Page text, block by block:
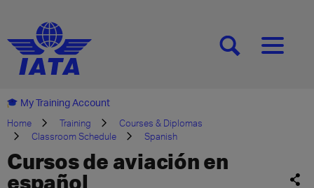
[SEARCH][MENU]
My Training Account
Home Training
Courses & Diplomas
Classroom Schedule
Spanish
Cursos de aviación en
español